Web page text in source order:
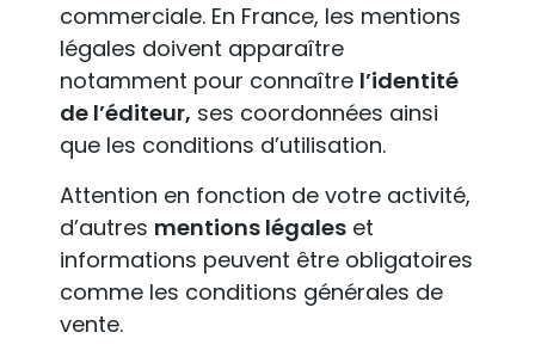
commerciale. En France, les mentions
légales doivent apparaître
notamment pour connaître l’identité
de l’éditeur, ses coordonnées ainsi
que les conditions d’utilisation.
Attention en fonction de votre activité,
d’autres mentions légales et
informations peuvent être obligatoires
comme les conditions générales de
vente.